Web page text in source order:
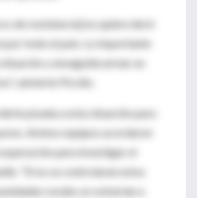
de resistencia] no quiere decir
por todo el país. Lo importante
y enseguida armar un
advierte Picollo.
pisada a esta situación para
Ambos equipos acordaron
para investigar el
"Si no se controlaran estos
rurales se volverían a